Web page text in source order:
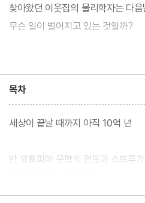
찾아왔던 이웃집의 물리학자는 다
무슨 일이 벌어지고 있는 것일까?
20세기 환상문학의 거장 스뜨루가
끼 형제의 이야기 전개는 색다른 소
이다.
목차
세상이 끝날 때까지 아직 10억 년
반 유토피아 문학의 전통과 스뜨루